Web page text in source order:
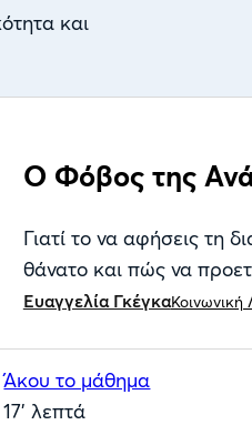
και
Ο Φόβος της
Γιατί το να αφήσεις τη
θάνατο και πώς να
Ευαγγελία ΓκέγκαΚοινωνική
Άκου το μάθημα
17' λεπτά